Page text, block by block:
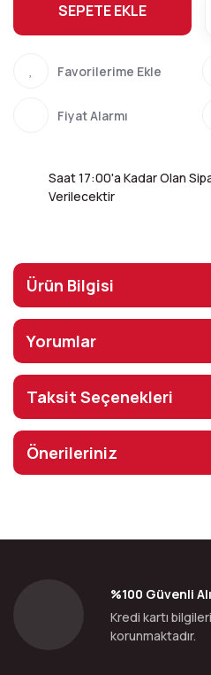
SEPETE EKLE
Fiyat Alarmı
Saat 17:00'a Kadar Olan
Verilecektir
Ürün Bilgisi
Yorumlar
Taksit Seçenekleri
Önerileriniz
%100 Güvenli
Kredi kartı
korunmaktadır.